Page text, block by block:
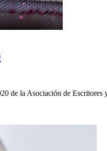
de la Asociación de Escritores